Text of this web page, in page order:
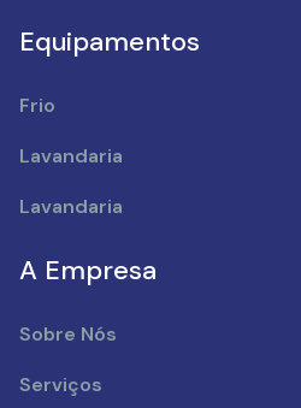
Equipamentos
Frio
Lavandaria
Lavandaria
A Empresa
Sobre Nós
Serviços